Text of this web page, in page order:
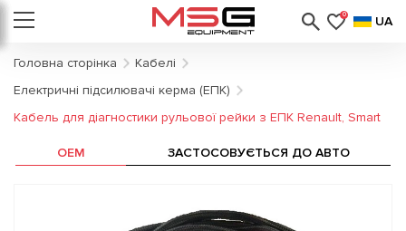
0 UA
Головна сторінка
Кабелі
Електричні підсилювачі керма (ЕПК)
Кабель для діагностики рульової рейки з ЕПК Renault, Smart
OEM ЗАСТОСОВУЄТЬСЯ ДО АВТО